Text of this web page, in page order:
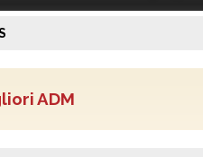
ADM